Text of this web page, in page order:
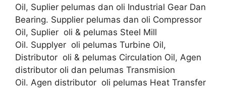
Oil, Suplier pelumas dan oli Industrial Gear Dan
Bearing. Supplier pelumas dan oli Compressor
Oil, Suplier oli & pelumas Steel Mill
Oil. Supplyer oli pelumas Turbine Oil,
Distributor oli & pelumas Circulation Oil, Agen
distributor oli dan pelumas Transmision
Oil. Agen distributor oli pelumas Heat Transfer